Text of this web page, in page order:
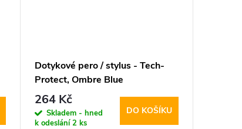
Dotykové pero / stylus - Tech-
Protect, Ombre Blue
264 Kč
Skladem - hned
k odeslání2 ks
DO KOŠÍKU